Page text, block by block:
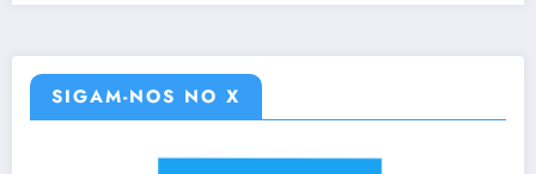
SIGAM-NOS NO X